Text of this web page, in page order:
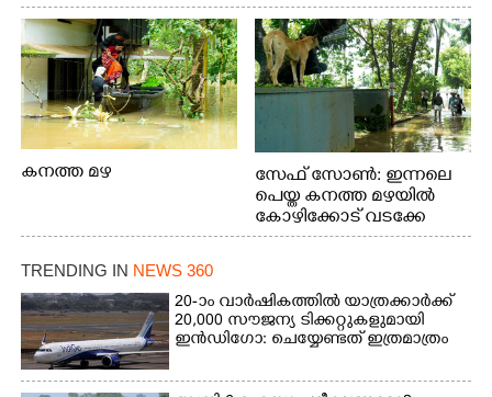
കനത്ത മഴ
സേഫ് സോൺ: ഇന്നലെ
പെയ്ത കനത്ത മഴയിൽ
കോഴിക്കോട് വടക്കേ
വയലിൽ വെള്ളം
വെള്ളത്തിലൂടെ
നടന്നുവരുന്നവരെ
മതിലിനു മുകളിൽ നോക്കി
നായ. ഫോട്ടോ: കെ.വിശ്വജി
TRENDING IN NEWS 360
20-ാം വാർഷികത്തിൽ യാത്രക്കാർക്ക്
20,000 സൗജന്യ ടിക്കറ്റുകളുമായി
ഇൻഡിഗോ: ചെയ്യേണ്ടത് ഇത്രമാത്രം